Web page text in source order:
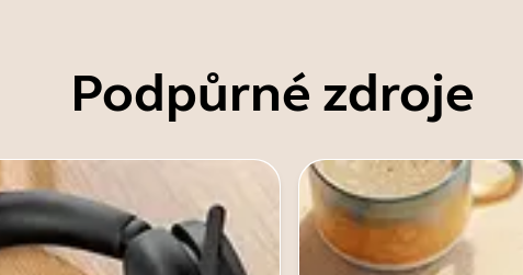
Podpůrné zdroje